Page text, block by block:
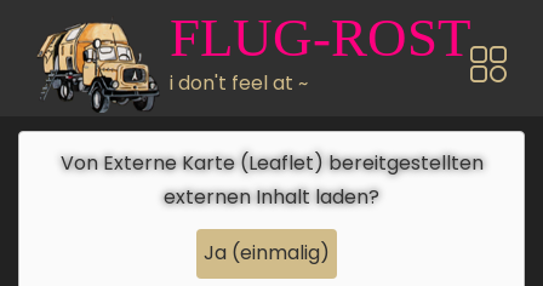
Direkt zum Inhalt FLUG-ROST
i don't feel at ~
VonExterne Karte (Leaflet)bereitgestellten
externen Inhalt laden?
Ja (einmalig)